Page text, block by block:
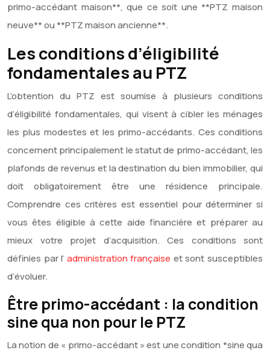
primo-accédant maison**, que ce soit une **PTZ maison
neuve** ou **PTZ maison ancienne**.
Les conditions d’éligibilité
fondamentales au PTZ
L’obtention du PTZ est soumise à plusieurs conditions
d’éligibilité fondamentales, qui visent à cibler les ménages
les plus modestes et les primo-accédants. Ces conditions
concernent principalement le statut de primo-accédant, les
plafonds de revenus et la destination du bien immobilier, qui
doit obligatoirement être une résidence principale.
Comprendre ces critères est essentiel pour déterminer si
vous êtes éligible à cette aide financière et préparer au
mieux votre projet d’acquisition. Ces conditions sont
définies par l’ administration française et sont susceptibles
d’évoluer.
Être primo-accédant : la condition
sine qua non pour le PTZ
La notion de « primo-accédant » est une condition *sine qua